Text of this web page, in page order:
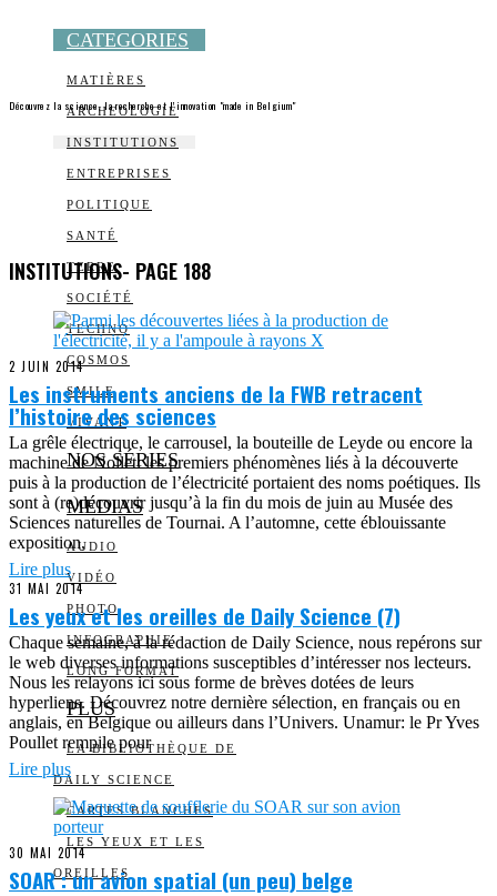
CATEGORIES
MATIÈRES
ARCHEOLOGIE
INSTITUTIONS
ENTREPRISES
POLITIQUE
SANTÉ
TERRE
SOCIÉTÉ
TECHNO
COSMOS
SMILE
VIVANT
NOS SÉRIES
MEDIAS
AUDIO
VIDÉO
PHOTO
INFOGRAPHIE
LONG FORMAT
PLUS
LA BIBLIOTHÈQUE DE
DAILY SCIENCE
CARTES BLANCHES
LES YEUX ET LES
OREILLES
Découvrez la science, la recherche et l’innovation "made in Belgium"
INSTITUTIONS- PAGE 188
2 JUIN 2014
Les instruments anciens de la FWB retracent
l’histoire des sciences
La grêle électrique, le carrousel, la bouteille de Leyde ou encore la
machine de Nollet: les premiers phénomènes liés à la découverte
puis à la production de l’électricité portaient des noms poétiques. Ils
sont à (re)découvrir jusqu’à la fin du mois de juin au Musée des
Sciences naturelles de Tournai. A l’automne, cette éblouissante
exposition,
Lire plus
31 MAI 2014
Les yeux et les oreilles de Daily Science (7)
Chaque semaine, à la rédaction de Daily Science, nous repérons sur
le web diverses informations susceptibles d’intéresser nos lecteurs.
Nous les relayons ici sous forme de brèves dotées de leurs
hyperliens. Découvrez notre dernière sélection, en français ou en
anglais, en Belgique ou ailleurs dans l’Univers. Unamur: le Pr Yves
Poullet rempile pour
Lire plus
30 MAI 2014
SOAR : un avion spatial (un peu) belge